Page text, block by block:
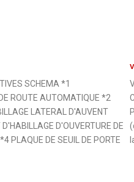
SCHEMA *1
ROUTE AUTOMATIQUE *2
LATERAL D'AUVENT
D'OUVERTURE DE
PLAQUE DE SEUIL DE PORTE